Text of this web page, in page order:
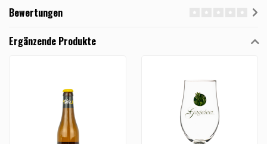
Bewertungen
Ergänzende Produkte